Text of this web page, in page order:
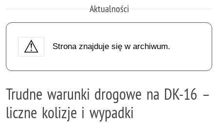
Aktualności
Strona znajduje się w archiwum.
Trudne warunki drogowe na DK-16 –
liczne kolizje i wypadki